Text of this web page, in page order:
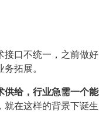
口不统一，之前做
拓展。
给，行业急需一个
就在这样的背景下诞生